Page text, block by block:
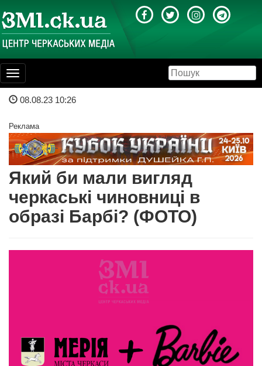
Toggle
navigation
08.08.23 10:26
Реклама
Який би мали вигляд
черкаські чиновниці в
образі Барбі? (ФОТО)